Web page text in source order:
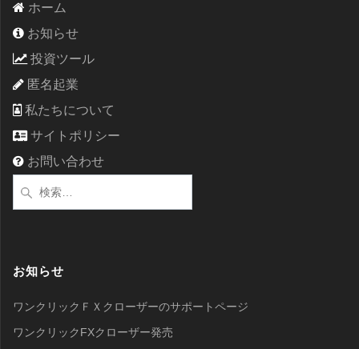
ホーム
お知らせ
投資ツール
匿名起業
私たちについて
サイトポリシー
お問い合わせ
索:
お知らせ
ワンクリックＦＸクローザーのサポートページ
ワンクリックFXクローザー発売